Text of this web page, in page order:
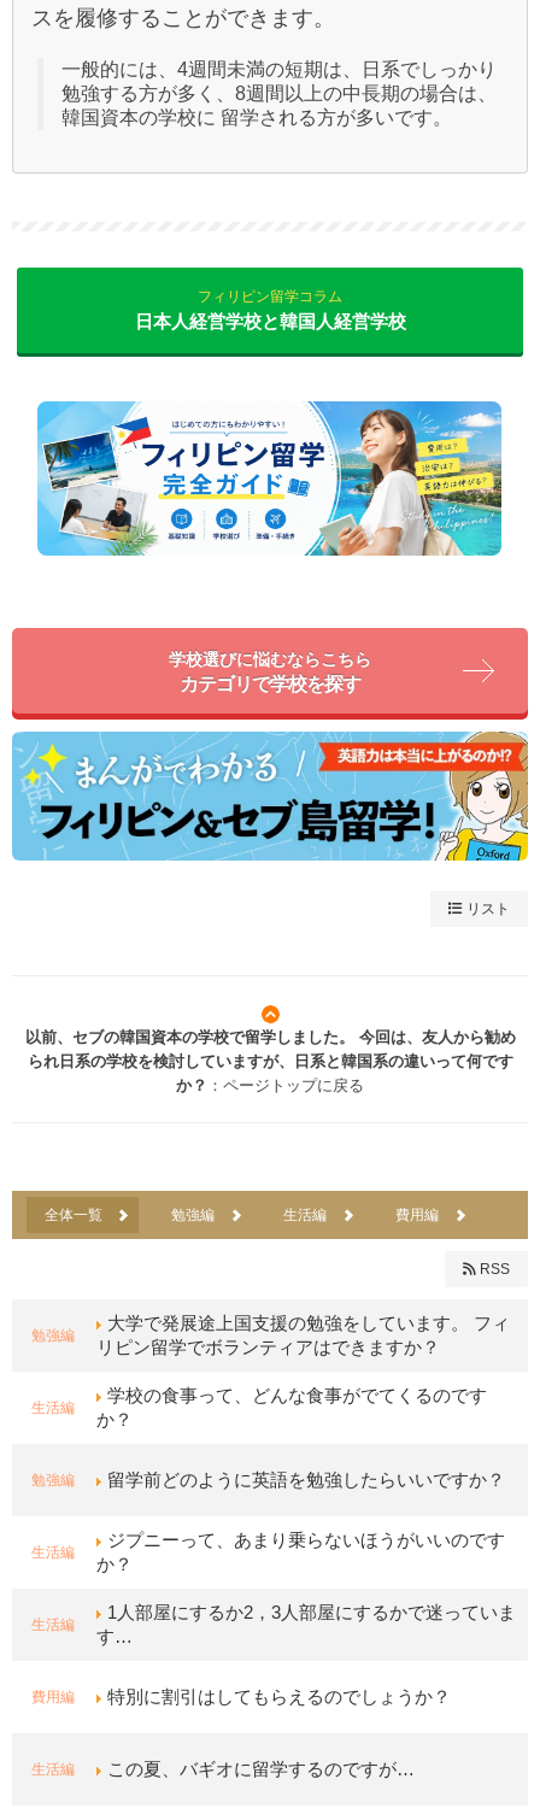
スを履修することができます。
一般的には、4週間未満の短期は、日系でしっかり
勉強する方が多く、8週間以上の中長期の場合は、
韓国資本の学校に 留学される方が多いです。
フィリピン留学コラム
日本人経営学校と韓国人経営学校
学校選びに悩むならこちら
カテゴリで学校を探す
リスト
以前、セブの韓国資本の学校で留学しました。 今回は、友人から勧め
られ日系の学校を検討していますが、日系と韓国系の違いって何です
か？ ：ページトップに戻る
全体一覧 勉強編 生活編 費用編
RSS
勉強編
大学で発展途上国支援の勉強をしています。 フィ
リピン留学でボランティアはできますか？
生活編
学校の食事って、どんな食事がでてくるのです
か？
勉強編 留学前どのように英語を勉強したらいいですか？
生活編
ジプニーって、あまり乗らないほうがいいのです
か？
生活編
1人部屋にするか2，3人部屋にするかで迷っていま
す…
費用編 特別に割引はしてもらえるのでしょうか？
生活編 この夏、バギオに留学するのですが…